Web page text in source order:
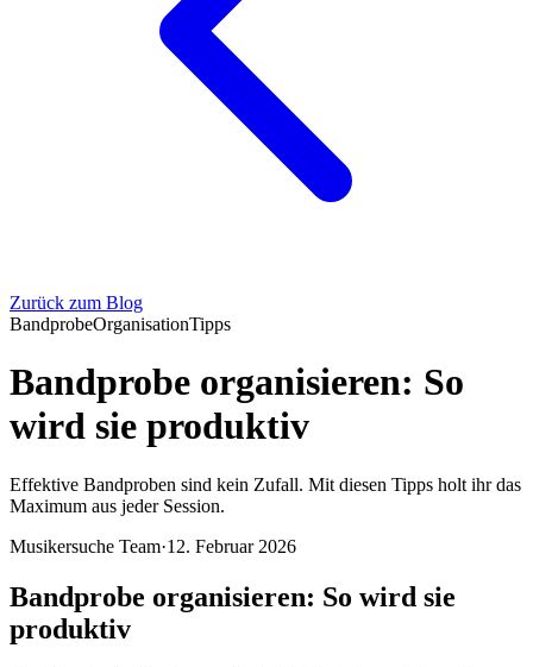
Zurück zum Blog
BandprobeOrganisationTipps
Bandprobe organisieren: So
wird sie produktiv
Effektive Bandproben sind kein Zufall. Mit diesen Tipps holt ihr das
Maximum aus jeder Session.
Musikersuche Team·12. Februar 2026
Bandprobe organisieren: So wird sie
produktiv